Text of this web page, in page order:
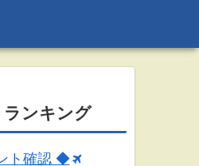
ンキング
ト確認 ◆